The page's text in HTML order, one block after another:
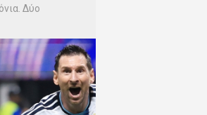
Δύο